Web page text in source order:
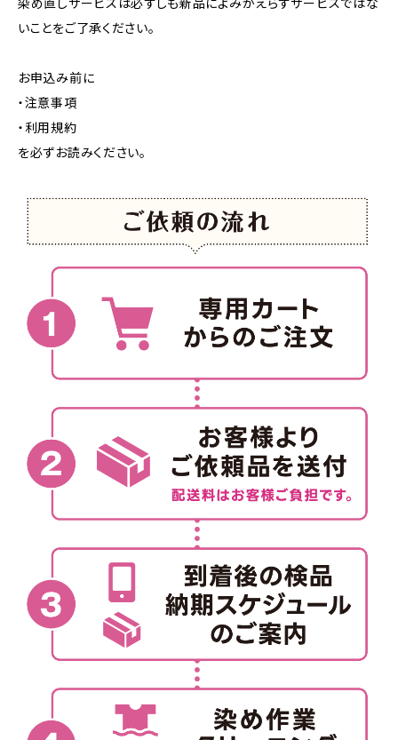
染め直しサービスは必ずしも新品によみがえらすサービスではな
いことをご了承ください。
お申込み前に
・注意事項
・利用規約
を必ずお読みください。